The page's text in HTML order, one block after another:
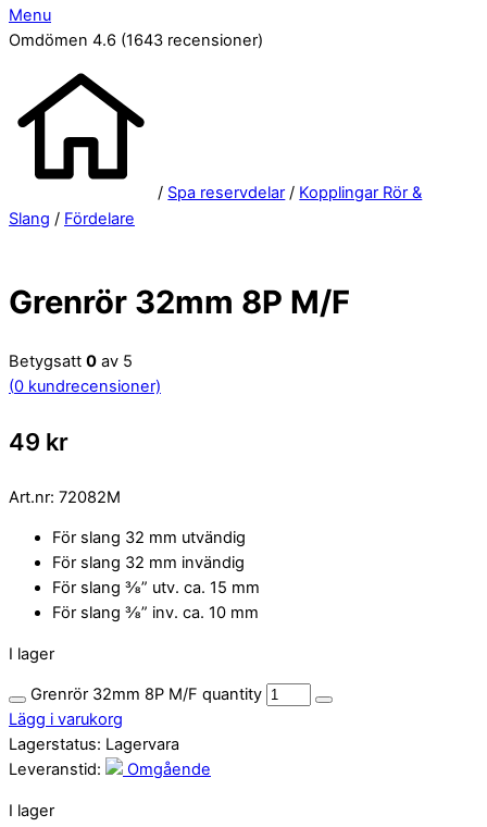
Menu
Omdömen 4.6 (1643 recensioner)
/ Spa reservdelar / Kopplingar Rör &
Slang / Fördelare
Grenrör 32mm 8P M/F
Betygsatt 0 av 5
(0 kundrecensioner)
49 kr
Art.nr: 72082M
För slang 32 mm utvändig
För slang 32 mm invändig
För slang ⅜” utv. ca. 15 mm
För slang ⅜” inv. ca. 10 mm
I lager
Grenrör 32mm 8P M/F quantity
Lägg i varukorg
Lagerstatus: Lagervara
Leveranstid:
Omgående
I lager